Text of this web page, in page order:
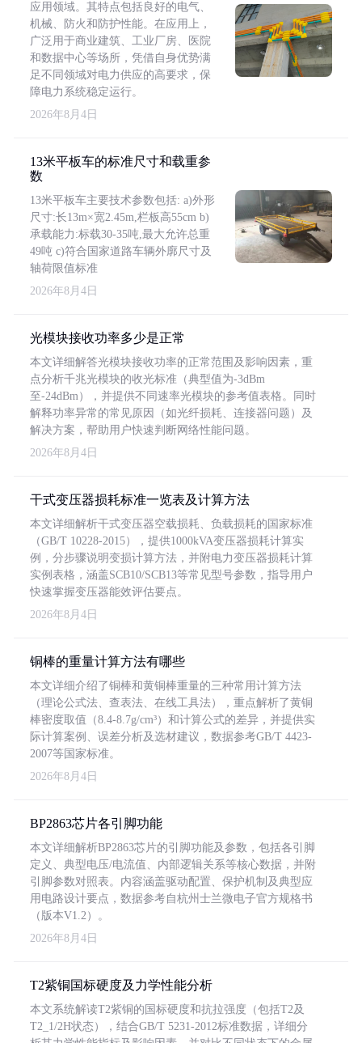
应用领域。其特点包括良好的电气、
机械、防火和防护性能。在应用上，
广泛用于商业建筑、工业厂房、医院
和数据中心等场所，凭借自身优势满
足不同领域对电力供应的高要求，保
障电力系统稳定运行。
2026年8月4日
13米平板车的标准尺寸和载重参
数
13米平板车主要技术参数包括: a)外形
尺寸:长13m×宽2.45m,栏板高55cm b)
承载能力:标载30-35吨,最大允许总重
49吨 c)符合国家道路车辆外廓尺寸及
轴荷限值标准
2026年8月4日
光模块接收功率多少是正常
本文详细解答光模块接收功率的正常范围及影响因素，重
点分析千兆光模块的收光标准（典型值为-3dBm
至-24dBm），并提供不同速率光模块的参考值表格。同时
解释功率异常的常见原因（如光纤损耗、连接器问题）及
解决方案，帮助用户快速判断网络性能问题。
2026年8月4日
干式变压器损耗标准一览表及计算方法
本文详细解析干式变压器空载损耗、负载损耗的国家标准
（GB/T 10228-2015），提供1000kVA变压器损耗计算实
例，分步骤说明变损计算方法，并附电力变压器损耗计算
实例表格，涵盖SCB10/SCB13等常见型号参数，指导用户
快速掌握变压器能效评估要点。
2026年8月4日
铜棒的重量计算方法有哪些
本文详细介绍了铜棒和黄铜棒重量的三种常用计算方法
（理论公式法、查表法、在线工具法），重点解析了黄铜
棒密度取值（8.4-8.7g/cm³）和计算公式的差异，并提供实
际计算案例、误差分析及选材建议，数据参考GB/T 4423-
2007等国家标准。
2026年8月4日
BP2863芯片各引脚功能
本文详细解析BP2863芯片的引脚功能及参数，包括各引脚
定义、典型电压/电流值、内部逻辑关系等核心数据，并附
引脚参数对照表。内容涵盖驱动配置、保护机制及典型应
用电路设计要点，数据参考自杭州士兰微电子官方规格书
（版本V1.2）。
2026年8月4日
T2紫铜国标硬度及力学性能分析
本文系统解读T2紫铜的国标硬度和抗拉强度（包括T2及
T2_1/2H状态），结合GB/T 5231-2012标准数据，详细分